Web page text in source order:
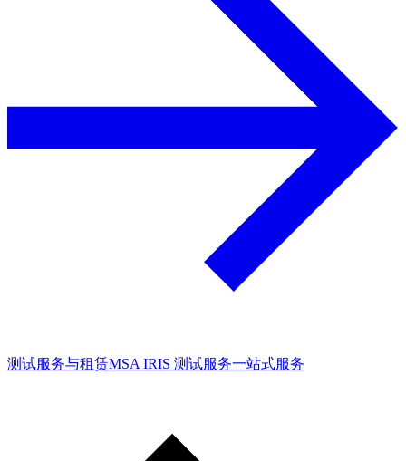
测试服务与租赁MSA IRIS 测试服务一站式服务